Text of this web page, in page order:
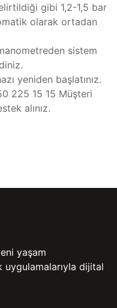
gibi 1,2-1,5 bar
olarak ortadan
sistem
yeniden başlatınız.
225 15 15 Müşteri
alınız.
yaşam
uygulamalarıyla dijital